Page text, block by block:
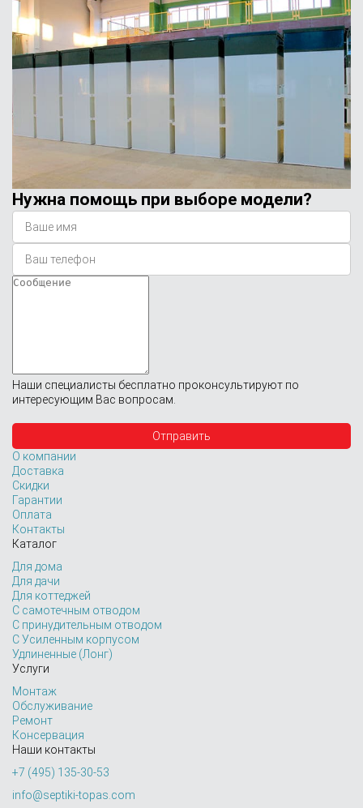
Нужна помощь при выборе модели?
Наши специалисты бесплатно проконсультируют по
интересующим Вас вопросам.
О компании
Доставка
Скидки
Гарантии
Оплата
Контакты
Каталог
Для дома
Для дачи
Для коттеджей
С самотечным отводом
С принудительным отводом
С Усиленным корпусом
Удлиненные (Лонг)
Услуги
Монтаж
Обслуживание
Ремонт
Консервация
Наши контакты
+7 (495) 135-30-53
info@septiki-topas.com